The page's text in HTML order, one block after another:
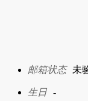
邮箱状态 未
生日 -